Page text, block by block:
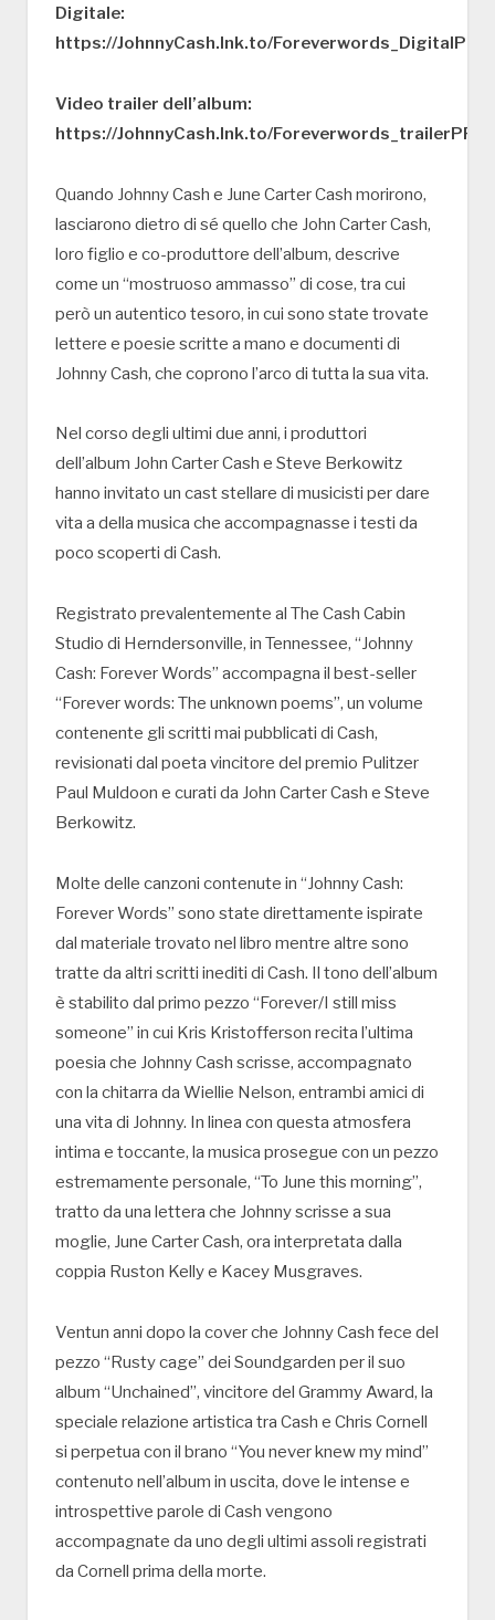
Digitale:
https://JohnnyCash.lnk.to/Foreverwords_DigitalPR
Video trailer dell’album:
https://JohnnyCash.lnk.to/Foreverwords_trailerPR
Quando Johnny Cash e June Carter Cash morirono,
lasciarono dietro di sé quello che John Carter Cash,
loro figlio e co-produttore dell’album, descrive
come un “mostruoso ammasso” di cose, tra cui
però un autentico tesoro, in cui sono state trovate
lettere e poesie scritte a mano e documenti di
Johnny Cash, che coprono l’arco di tutta la sua vita.
Nel corso degli ultimi due anni, i produttori
dell’album John Carter Cash e Steve Berkowitz
hanno invitato un cast stellare di musicisti per dare
vita a della musica che accompagnasse i testi da
poco scoperti di Cash.
Registrato prevalentemente al The Cash Cabin
Studio di Herndersonville, in Tennessee, “Johnny
Cash: Forever Words” accompagna il best-seller
“Forever words: The unknown poems”, un volume
contenente gli scritti mai pubblicati di Cash,
revisionati dal poeta vincitore del premio Pulitzer
Paul Muldoon e curati da John Carter Cash e Steve
Berkowitz.
Molte delle canzoni contenute in “Johnny Cash:
Forever Words” sono state direttamente ispirate
dal materiale trovato nel libro mentre altre sono
tratte da altri scritti inediti di Cash. Il tono dell’album
è stabilito dal primo pezzo “Forever/I still miss
someone” in cui Kris Kristofferson recita l’ultima
poesia che Johnny Cash scrisse, accompagnato
con la chitarra da Wiellie Nelson, entrambi amici di
una vita di Johnny. In linea con questa atmosfera
intima e toccante, la musica prosegue con un pezzo
estremamente personale, “To June this morning”,
tratto da una lettera che Johnny scrisse a sua
moglie, June Carter Cash, ora interpretata dalla
coppia Ruston Kelly e Kacey Musgraves.
Ventun anni dopo la cover che Johnny Cash fece del
pezzo “Rusty cage” dei Soundgarden per il suo
album “Unchained”, vincitore del Grammy Award, la
speciale relazione artistica tra Cash e Chris Cornell
si perpetua con il brano “You never knew my mind”
contenuto nell’album in uscita, dove le intense e
introspettive parole di Cash vengono
accompagnate da uno degli ultimi assoli registrati
da Cornell prima della morte.